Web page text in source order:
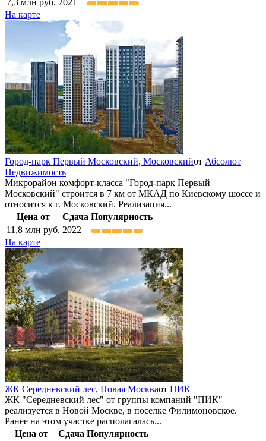
7,3 млн руб. 2021
На карте
Город-парк Первый Московский, Московскийот Абсолют
Недвижимость
Микрорайон комфорт-класса "Город-парк Первый
Московский" строится в 7 км от МКАД по Киевскому шоссе и
относится к г. Московский. Реализация...
Цена от
Сдача Популярность
11,8 млн руб. 2022
На карте
ЖК Середневский лес, Новая Москваот ПИК
ЖК "Середневский лес" от группы компаний "ПИК"
реализуется в Новой Москве, в поселке Филимоновское.
Ранее на этом участке располагалась...
Цена от
Сдача Популярность